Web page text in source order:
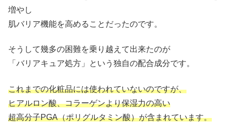
増やし
肌バリア機能を高めることだったのです。
そうして幾多の困難を乗り越えて出来たのが
「バリアキュア処方」という独自の配合成分です。
これまでの化粧品には使われていないのですが、
ヒアルロン酸、コラーゲンより保湿力の高い
超高分子PGA（ポリグルタミン酸）が含まれています。